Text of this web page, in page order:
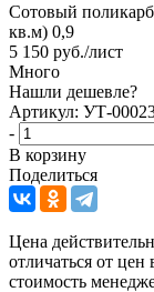
Сотовый
кв.м) 0,9
5 150 руб./лист
Много
Нашли дешевле?
Артикул: УТ-
-
В корзину
Поделиться
Цена
отличаться от
стоимость